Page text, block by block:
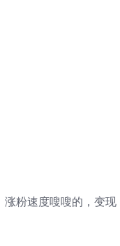
粉速度嗖嗖的，变现